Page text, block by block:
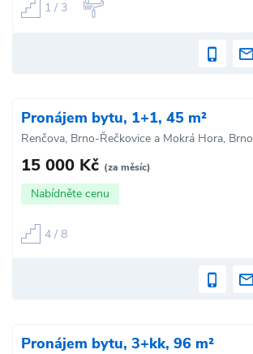
1 / 3
Pronájem bytu, 1+1, 45 m²
Renčova, Brno-Řečkovice a Mokrá Hora, Brno
15 000 Kč (za měsíc)
Nabídněte cenu
4 / 8
Pronájem bytu, 3+kk, 96 m²